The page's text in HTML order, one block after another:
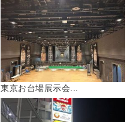
東京お台場展示会...